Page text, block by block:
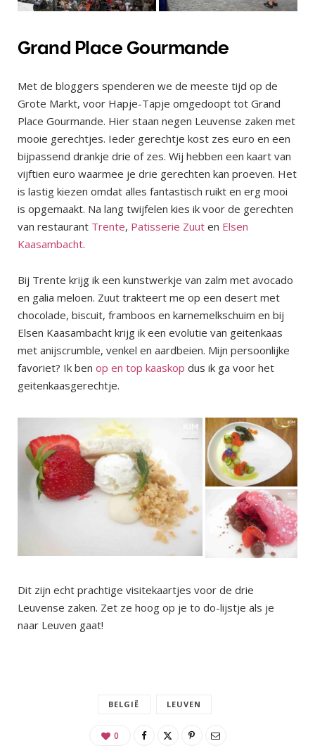
Grand Place Gourmande
Met de bloggers spenderen we de meeste tijd op de
Grote Markt, voor Hapje-Tapje omgedoopt tot Grand
Place Gourmande. Hier staan negen Leuvense zaken met
mooie gerechtjes. Ieder gerechtje kost zes euro en een
bijpassend drankje drie of zes. Wij hebben een kaart van
vijftien euro waarmee je drie gerechten kan proeven. Het
is lastig kiezen omdat alles fantastisch ruikt en erg mooi
is opgemaakt. Na lang twijfelen kies ik voor de gerechten
van restaurant Trente, Patisserie Zuut en Elsen
Kaasambacht.
Bij Trente krijg ik een kunstwerkje van zalm met avocado
en galia meloen. Zuut trakteert me op een desert met
chocolade, biscuit, framboos en karnemelkschuim en bij
Elsen Kaasambacht krijg ik een evolutie van geitenkaas
met anijscrumble, venkel en aardbeien. Mijn persoonlijke
favoriet? Ik ben op en top kaaskop dus ik ga voor het
geitenkaasgerechtje.
Dit zijn echt prachtige visitekaartjes voor de drie
Leuvense zaken. Zet ze hoog op je to do-lijstje als je
naar Leuven gaat!
BELGIË LEUVEN
0